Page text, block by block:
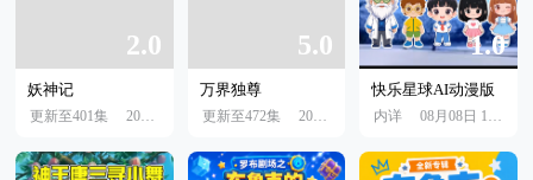
2.0
妖神记
更新至401集 2022年07月19日
5.0
万界独尊
更新至472集 2022年07月19日
1.0
快乐星球AI动漫版
内详 08月08日 10:05